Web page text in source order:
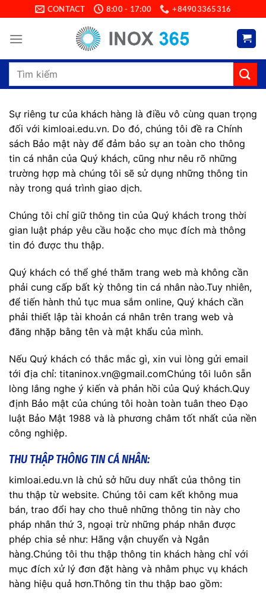
to
content
CONTACT 8:00 - 17:00 +84903365316
Search
Sự riêng tư của khách hàng là điều vô cùng quan trọng
đối với kimloai.edu.vn. Do đó, chúng tôi đề ra Chính
sách Bảo mật này để đảm bảo sự an toàn cho thông
tin cá nhân của Quý khách, cũng như nêu rõ những
trường hợp mà chúng tôi sẽ sử dụng những thông tin
này trong quá trình giao dịch.
Chúng tôi chỉ giữ thông tin của Quý khách trong thời
gian luật pháp yêu cầu hoặc cho mục đích mà thông
tin đó được thu thập.
Quý khách có thể ghé thăm trang web mà không cần
phải cung cấp bất kỳ thông tin cá nhân nào.Tuy nhiên,
để tiến hành thủ tục mua sắm online, Quý khách cần
phải thiết lập tài khoản cá nhân trên trang web và
đăng nhặp bằng tên và mật khẩu của mình.
Nếu Quý khách có thắc mắc gì, xin vui lòng gửi email
tới địa chỉ: titaninox.vn@gmail.comChúng tôi luôn sẵn
lòng lắng nghe ý kiến và phản hồi của Quý khách.Quy
định Bảo mật của chúng tôi hoàn toàn tuân theo Đạo
luật Bảo Mật 1988 và là phương châm tốt nhất của nền
công nghiệp.
THU THẬP THÔNG TIN CÁ NHÂN:
kimloai.edu.vn là chủ sở hữu duy nhất của thông tin
thu thập từ website. Chúng tôi cam kết không mua
bán, trao đổi hay cho thuê những thông tin này cho
pháp nhân thứ 3, ngoại trừ những pháp nhân được
phép chia sẻ như: Hãng vận chuyển và Ngân
hàng.Chúng tôi thu thập thông tin khách hàng chỉ với
mục đích xử lý đơn đặt hàng và nhằm phục vụ khách
hàng hiệu quả hơn.Thông tin thu thập bao gồm: